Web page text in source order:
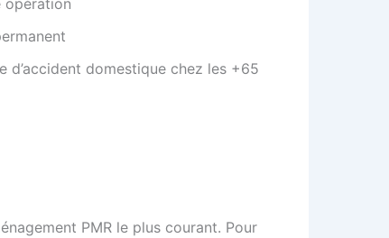
opération
d’accident domestique chez les +65
PMR le plus courant. Pour